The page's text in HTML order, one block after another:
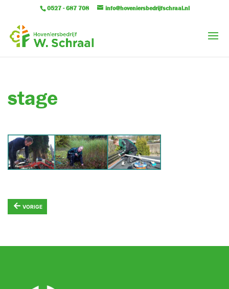
0527 - 687 708 info@hoveniersbedrijfschraal.nl
stage
← VORIGE